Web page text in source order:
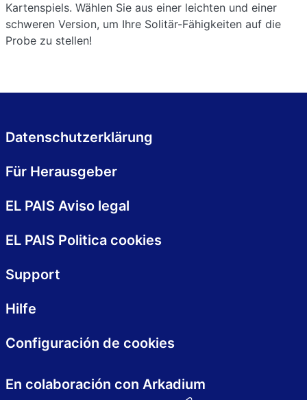
Kartenspiels. Wählen Sie aus einer leichten und einer
schweren Version, um Ihre Solitär-Fähigkeiten auf die
Probe zu stellen!
En colaboración con Arkadium
Datenschutzerklärung
EL PAIS Aviso legal
Support
Für Herausgeber
EL PAIS Politica cookies
Hilfe
Configuración de cookies